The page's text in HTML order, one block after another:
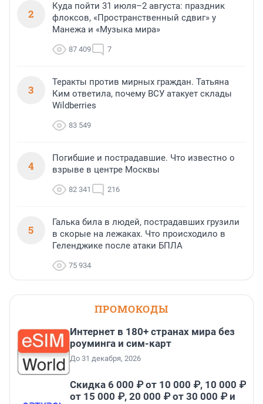
2
Куда пойти 31 июля–2 августа: праздник
флоксов, «Пространственный сдвиг» у
Манежа и «Музыка мира»
87 409 7
3
Теракты против мирных граждан. Татьяна
Ким ответила, почему ВСУ атакует склады
Wildberries
83 549
4
Погибшие и пострадавшие. Что известно о
взрыве в центре Москвы
82 341 216
5
Галька била в людей, пострадавших грузили
в скорые на лежаках. Что происходило в
Геленджике после атаки БПЛА
75 934
ПРОМОКОДЫ
Интернет в 180+ странах мира без
роуминга и сим-карт
До 31 декабря, 2026
Скидка 6 000 ₽ от 10 000 ₽, 10 000 ₽
от 15 000 ₽, 20 000 ₽ от 30 000 ₽ и